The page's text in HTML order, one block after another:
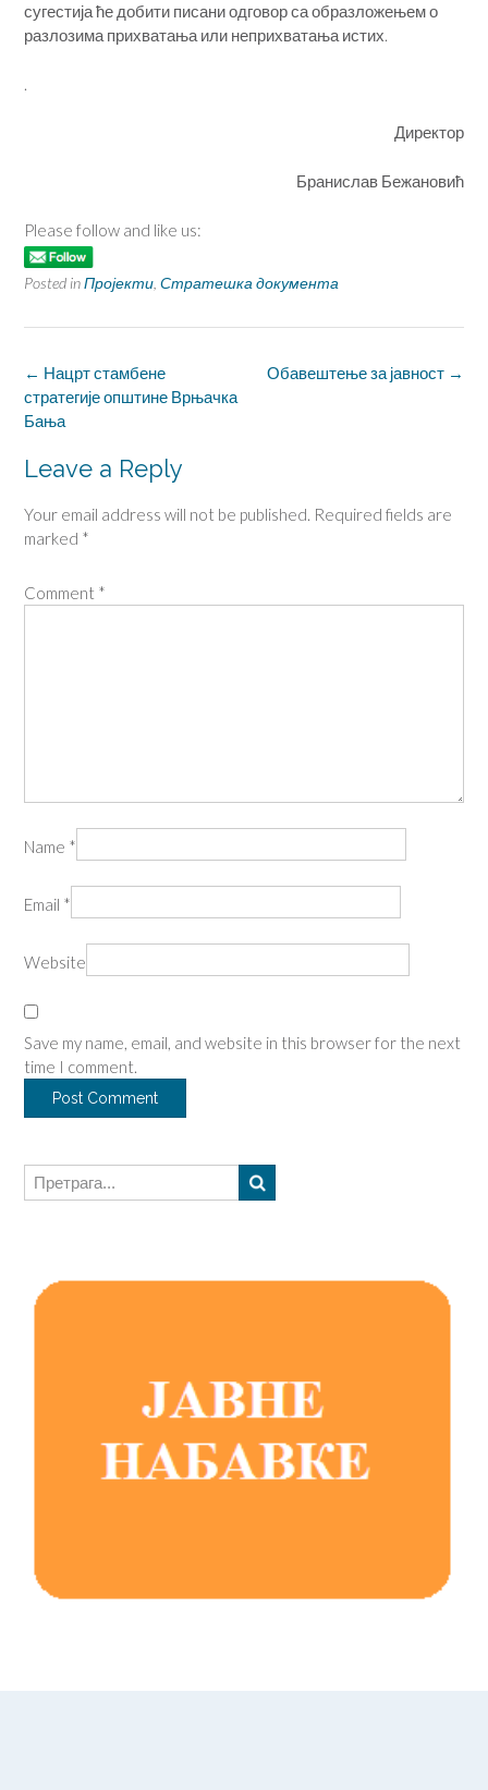
сугестија ће добити писани одговор са образложењем о
разлозима прихватања или неприхватања истих.
Директор
Бранислав Бежановић
Please follow and like us:
Posted inПројекти Стратешка документа
Post
navigation
Обавештење за јавност →
← Нацрт стамбене
стратегије општине Врњачка
Бања
Leave a Reply
Your email address will not be published. Required fields are
marked *
Comment *
Name *
Email *
Website
Save my name, email, and website in this browser for the next
time I comment.